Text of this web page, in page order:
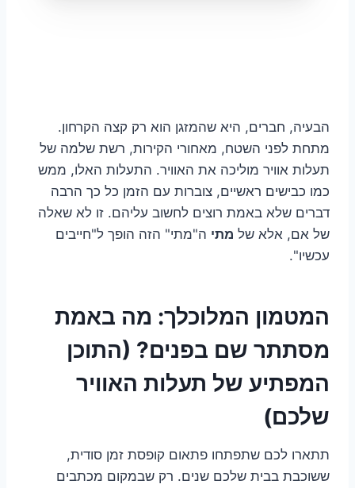
הבעיה, חברים, היא שהמזגן הוא רק קצה הקרחון.
מתחת לפני השטח, מאחורי הקירות, רשת שלמה של
תעלות אוויר מוליכה את האוויר. התעלות האלו, ממש
כמו כבישים ראשיים, צוברות עם הזמן כל כך הרבה
דברים שלא באמת רוצים לחשוב עליהם. זו לא שאלה
של אם, אלא של מתי ה"מתי" הזה הופך ל"חייבים
עכשיו".
המטמון המלוכלך: מה באמת
מסתתר שם בפנים? (התוכן
המפתיע של תעלות האוויר
שלכם)
תתארו לכם שתפתחו פתאום קופסת זמן סודית,
ששוכבת בבית שלכם שנים. רק שבמקום מכתבים